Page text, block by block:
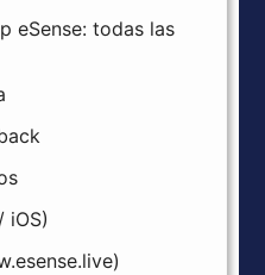
eSense: todas las
iOS)